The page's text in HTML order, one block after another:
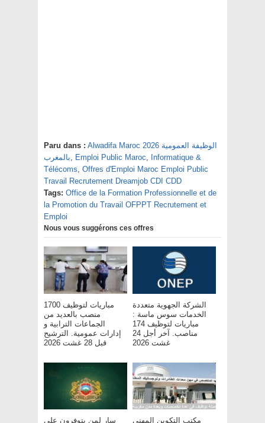
Paru dans : Alwadifa Maroc 2026 الوظيفة العمومية
بالمغرب, Emploi Public Maroc, Informatique &
Télécoms, Offres d'Emploi Maroc Emploi Public
Travail Recrutement Dreamjob CDI CDD
Tags: Office de la Formation Professionnelle et de
la Promotion du Travail OFPPT Recrutement et
Emploi
Nous vous suggérons ces offres
مباريات لتوظيف 1700
منصب بالعديد من
الجماعات الترابية و
إدارات عمومية. الترشيح
قبل 28 غشت 2026
الشركة الجهوية متعددة
الخدمات سوس ماسة :
مباريات لتوظيف 174
مناصب. آخر أجل 24
غشت 2026
سار لمن يتوفرون على
مكتب التكوين المهني